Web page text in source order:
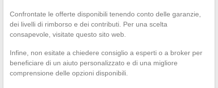
Confrontate le offerte disponibili tenendo conto delle garanzie,
dei livelli di rimborso e dei contributi. Per una scelta
consapevole, visitate questo sito web.
Infine, non esitate a chiedere consiglio a esperti o a broker per
beneficiare di un aiuto personalizzato e di una migliore
comprensione delle opzioni disponibili.